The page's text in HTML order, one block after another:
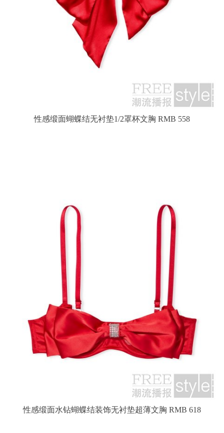
性感缎面蝴蝶结无衬垫1/2罩杯文胸 RMB 558
性感缎面水钻蝴蝶结装饰无衬垫超薄文胸 RMB 618